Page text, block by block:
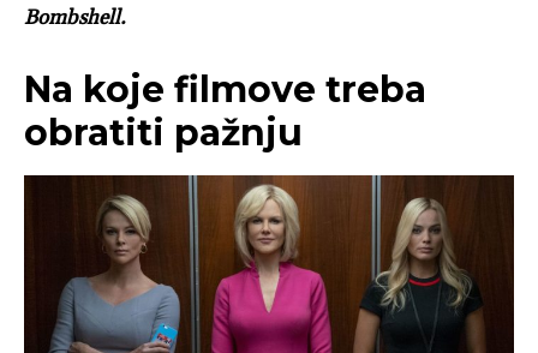
Bombshell.
Na koje filmove treba
obratiti pažnju